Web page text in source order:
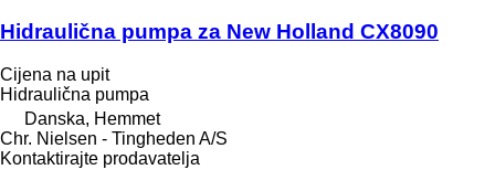
Hidraulična pumpa za New Holland CX8090
Cijena na upit
Hidraulična pumpa
Danska, Hemmet
Chr. Nielsen - Tingheden A/S
Kontaktirajte prodavatelja